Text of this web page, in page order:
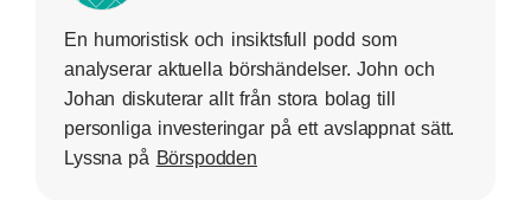
En humoristisk och insiktsfull podd som
analyserar aktuella börshändelser. John och
Johan diskuterar allt från stora bolag till
personliga investeringar på ett avslappnat sätt.
Lyssna på Börspodden